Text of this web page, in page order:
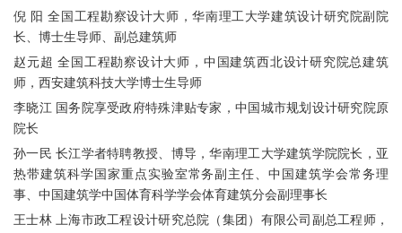
倪 阳 全国工程勘察设计大师，华南理工大学建筑设计研究院副院
长、博士生导师、副总建筑师
赵元超 全国工程勘察设计大师，中国建筑西北设计研究院总建筑
师，西安建筑科技大学博士生导师
李晓江 国务院享受政府特殊津贴专家，中国城市规划设计研究院原
院长
孙一民 长江学者特聘教授、博导，华南理工大学建筑学院院长，亚
热带建筑科学国家重点实验室常务副主任、中国建筑学会常务理
事、中国建筑学中国体育科学学会体育建筑分会副理事长
王士林 上海市政工程设计研究总院（集团）有限公司副总工程师，